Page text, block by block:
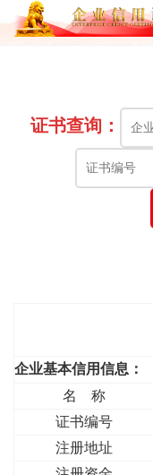
证书查询：
企业基本信用信息：
名 称
证书编号
注册地址